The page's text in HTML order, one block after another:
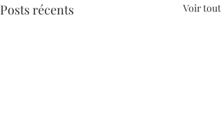
Posts récents Voir tout